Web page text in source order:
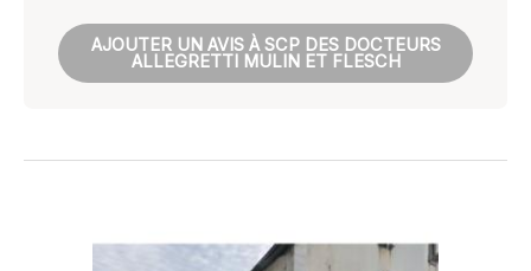
AJOUTER UN AVIS À SCP DES DOCTEURS
ALLEGRETTI MULIN ET FLESCH